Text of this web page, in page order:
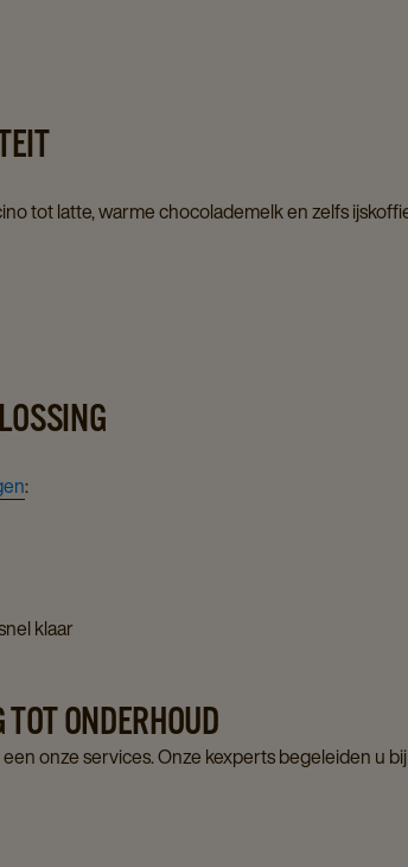
tot latte, warme chocolademelk en zelfs
:
klaar
ONDERHOUD
onze services. Onze kexperts begeleiden u